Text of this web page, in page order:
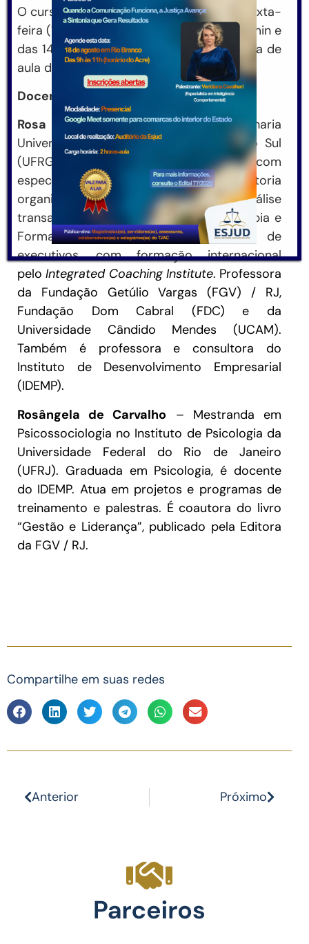
O curso acontece na quinta-feira (9) e sexta-
feira (10) de maio, das 8h30min às 12h10min e
das 14h30min às 18h10min, sempre na sala de
aula da Escola.
Docentes
Rosa Porto– Mestre em Engenharia
Universidade Federal do Rio Grande do Sul
(UFRGS). Graduada em Psicologia, com
especializações em consultoria
organizacional, dinâmica de grupo, análise
transacional, arte terapia e Gestalt-terapia e
Formação Holística de Base Coach de
executivos, com formação internacional
peloIntegrated Coaching Institute. Professora
da Fundação Getúlio Vargas (FGV) / RJ,
Fundação Dom Cabral (FDC) e da
Universidade Cândido Mendes (UCAM).
Também é professora e consultora do
Instituto de Desenvolvimento Empresarial
(IDEMP).
Rosângela de Carvalho – Mestranda em
Psicossociologia no Instituto de Psicologia da
Universidade Federal do Rio de Janeiro
(UFRJ). Graduada em Psicologia, é docente
do IDEMP. Atua em projetos e programas de
treinamento e palestras. É coautora do livro
“Gestão e Liderança”, publicado pela Editora
da FGV / RJ.
Compartilhe em suas redes
Anterior Próximo